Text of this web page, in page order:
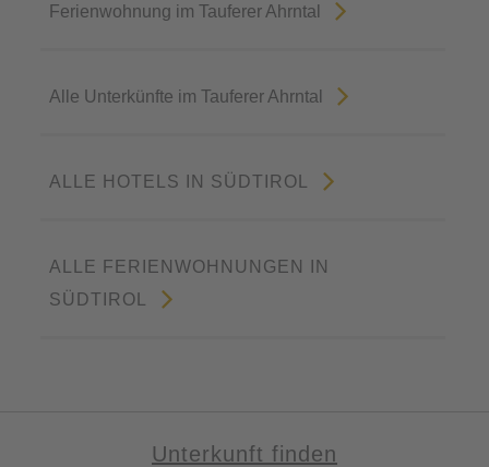
Ferienwohnung im Tauferer Ahrntal
Alle Unterkünfte im Tauferer Ahrntal
ALLE HOTELS IN SÜDTIROL
ALLE FERIENWOHNUNGEN IN
SÜDTIROL
Unterkunft finden